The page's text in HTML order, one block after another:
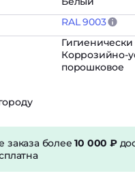
RAL 9003
Коррозийно-
порошковое
заказа более10 000 ₽